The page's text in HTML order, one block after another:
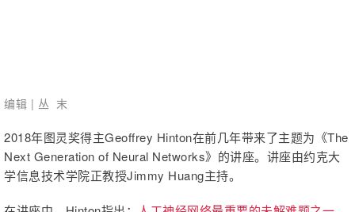
编辑 | 丛 末
2018年图灵奖得主Geoffrey Hinton在前几年带来了主题为《The
Next Generation of Neural Networks》的讲座。讲座由约克大
学信息技术学院正教授Jimmy Huang主持。